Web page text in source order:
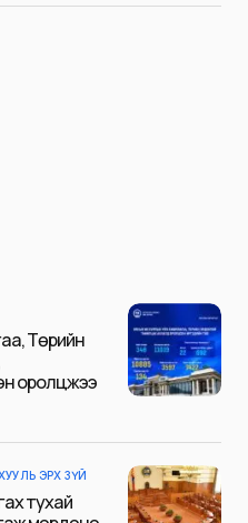
Төрийн
оролцжээ
ЭРХ ЗҮЙ
тухай